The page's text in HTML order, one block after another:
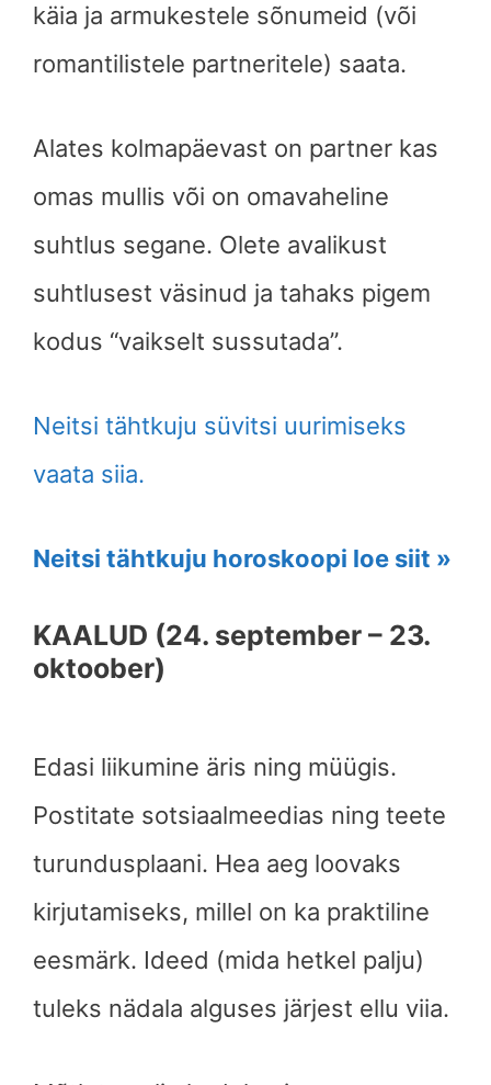
käia ja armukestele sõnumeid (või
romantilistele partneritele) saata.
Alates kolmapäevast on partner kas
omas mullis või on omavaheline
suhtlus segane. Olete avalikust
suhtlusest väsinud ja tahaks pigem
kodus “vaikselt sussutada”.
Neitsi tähtkuju süvitsi uurimiseks
vaata siia.
Neitsi tähtkuju horoskoopi loe siit »
KAALUD (24. september – 23.
oktoober)
Edasi liikumine äris ning müügis.
Postitate sotsiaalmeedias ning teete
turundusplaani. Hea aeg loovaks
kirjutamiseks, millel on ka praktiline
eesmärk. Ideed (mida hetkel palju)
tuleks nädala alguses järjest ellu viia.